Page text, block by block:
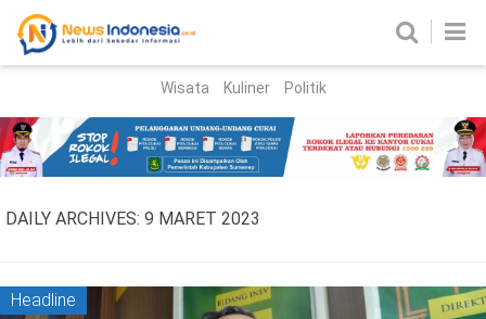
Parlemen
Nasional
Wisata Kuliner Politik
DAILY ARCHIVES: 9 MARET 2023
Headline